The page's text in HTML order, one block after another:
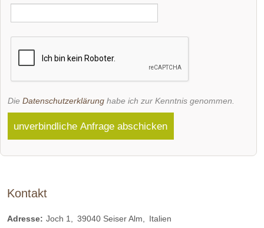
Die Datenschutzerklärung habe ich zur Kenntnis genommen.
unverbindliche Anfrage abschicken
Kontakt
Adresse: Joch 1 39040 Seiser Alm
Italien